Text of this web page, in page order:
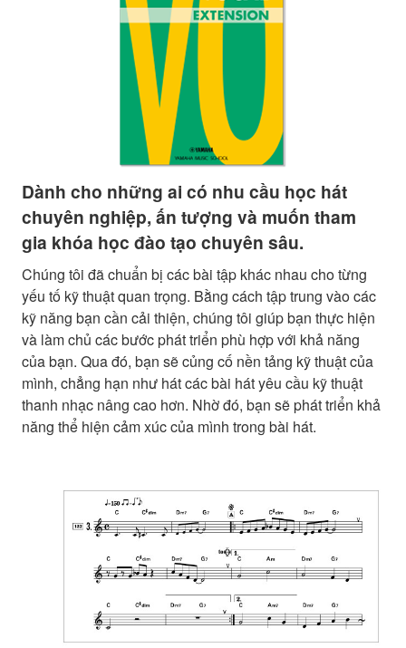
Dành cho những ai có nhu cầu học hát
chuyên nghiệp, ấn tượng và muốn tham
gia khóa học đào tạo chuyên sâu.
Chúng tôi đã chuẩn bị các bài tập khác nhau cho từng
yếu tố kỹ thuật quan trọng. Bằng cách tập trung vào các
kỹ năng bạn cần cải thiện, chúng tôi giúp bạn thực hiện
và làm chủ các bước phát triển phù hợp với khả năng
của bạn. Qua đó, bạn sẽ củng cố nền tảng kỹ thuật của
mình, chẳng hạn như hát các bài hát yêu cầu kỹ thuật
thanh nhạc nâng cao hơn. Nhờ đó, bạn sẽ phát triển khả
năng thể hiện cảm xúc của mình trong bài hát.